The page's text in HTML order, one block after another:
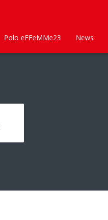
Polo eFFeMMe23 News